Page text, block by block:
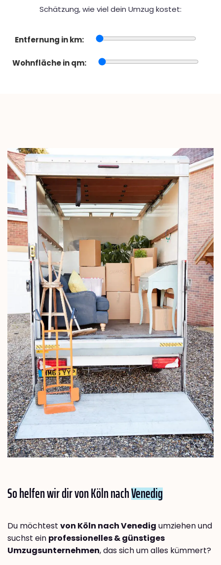
Schätzung, wie viel dein Umzug kostet:
Entfernung in km:
Wohnfläche in qm:
So helfen wir dir von Köln nachVenedig
Du möchtest von Köln nach Venedig umziehen und
suchst ein professionelles & günstiges
Umzugsunternehmen, das sich um alles kümmert?